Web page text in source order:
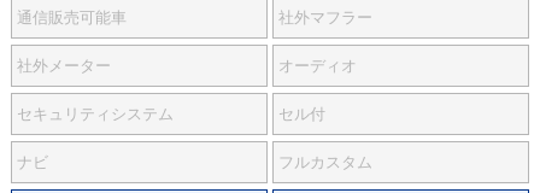
通信販売可能車 社外マフラー
社外メーター オーディオ
セキュリティシステム セル付
ナビ フルカスタム